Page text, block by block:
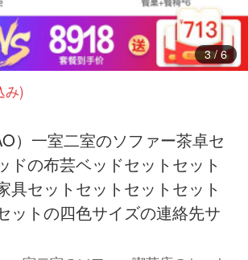
3/ 6
み)
）一室二室のソファー茶卓セ
ドの布芸ベッドセットセット
具セットセットセットセット
ットの四色サイズの連絡先サ